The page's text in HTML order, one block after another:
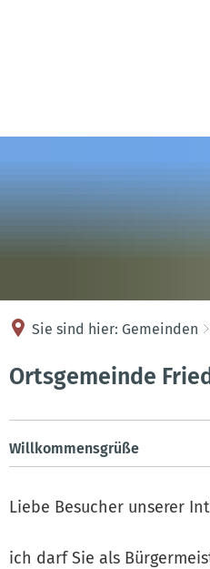
Sie sind hier: Gemeinden
Friedewald
Ortsgemeinde
Willkommensgrüße
Liebe Besucher unserer
ich darf Sie als